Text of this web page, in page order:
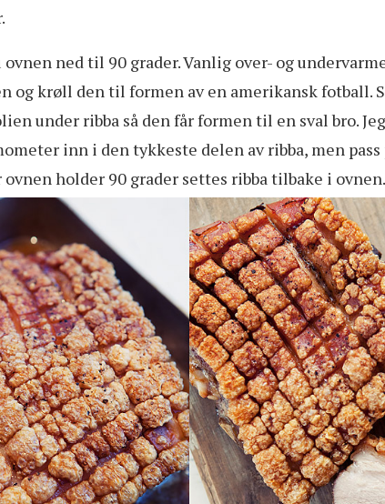
ovnen ned til 90 grader. Vanlig over- og
og krøll den til formen av en amerikansk fotball.
under ribba så den får formen til en sval bro.
inn i den tykkeste delen av ribba, men pass
holder 90 grader settes ribba tilbake i ovnen.